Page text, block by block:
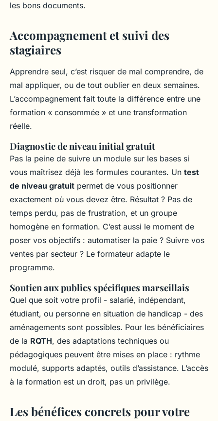
les bons documents.
Accompagnement et suivi des
stagiaires
Apprendre seul, c’est risquer de mal comprendre, de
mal appliquer, ou de tout oublier en deux semaines.
L’accompagnement fait toute la différence entre une
formation « consommée » et une transformation
réelle.
Diagnostic de niveau initial gratuit
Pas la peine de suivre un module sur les bases si
vous maîtrisez déjà les formules courantes. Un test
de niveau gratuit permet de vous positionner
exactement où vous devez être. Résultat ? Pas de
temps perdu, pas de frustration, et un groupe
homogène en formation. C’est aussi le moment de
poser vos objectifs : automatiser la paie ? Suivre vos
ventes par secteur ? Le formateur adapte le
programme.
Soutien aux publics spécifiques marseillais
Quel que soit votre profil - salarié, indépendant,
étudiant, ou personne en situation de handicap - des
aménagements sont possibles. Pour les bénéficiaires
de la RQTH, des adaptations techniques ou
pédagogiques peuvent être mises en place : rythme
modulé, supports adaptés, outils d’assistance. L’accès
à la formation est un droit, pas un privilège.
Les bénéfices concrets pour votre